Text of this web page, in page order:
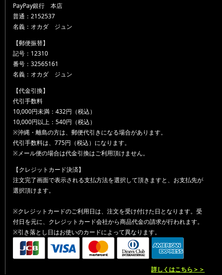
PayPay銀行 本店
普通：2152537
名義：オカダ ジュン
【郵便振替】
記号：12310
番号：32565161
名義：オカダ ジュン
【代金引換】
代引手数料
10,000円未満：432円（税込）
10,000円以上：540円（税込）
※沖縄・離島の方は、郵便代引きになる場合があります。
代引手数料は、775円（税込）になります。
※メール便の場合は代金引換はご利用頂けません。
【クレジットカード決済】
注文完了画面で表示される支払方法を選択して頂きますと、お支払先が
選択頂けます。
※クレジットカードのご利用日は、注文を受け付けた日となります。受
付日を元に、クレジットカード会社から商品代金の請求が行われます。
※引き落とし日はお使いのカードによって異なります。
詳しくはこちら＞＞